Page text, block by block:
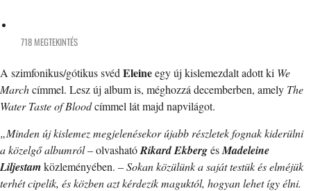
718 MEGTEKINTÉS
A szimfonikus/gótikus svéd Eleineegy új kislemezdalt adott ki We
Marchcímmel. Lesz új album is, méghozzá decemberben, amely The
Water Taste of Bloodcímmel lát majd napvilágot.
„Minden új kislemez megjelenésekor újabb részletek fognak kiderülni
a közelgő albumról– olvashatóRikard EkbergésMadeleine
Liljestamközleményében. –Sokan közülünk a saját testük és elméjük
terhét cipelik, és közben azt kérdezik maguktól, hogyan lehet így élni.